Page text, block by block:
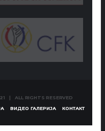
| ALL RIGHTS RESERVED
ВИДЕО ГАЛЕРИЈА КОНТАКТ